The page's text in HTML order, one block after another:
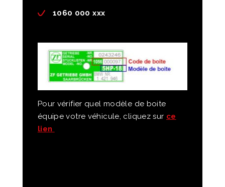
1060 000 xxx
Pour vérifier quel modèle de boite
équipe votre véhicule, cliquez sur ce
lien